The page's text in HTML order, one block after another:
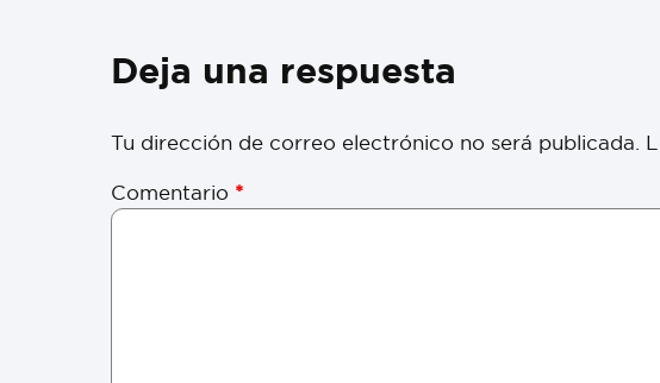
Deja una respuesta
Tu dirección de correo electrónico no será publicada.
Comentario *